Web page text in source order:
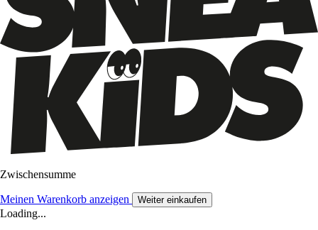
Zwischensumme
Meinen Warenkorb anzeigen Weiter einkaufen
Loading...